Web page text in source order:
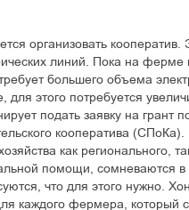
организовать
линий. Пока на
большего объема
для этого потребуется
подать заявку на грант
кооператива
как регионального,
помощи, сомневаются в
что для этого нужно.
каждого фермера, который